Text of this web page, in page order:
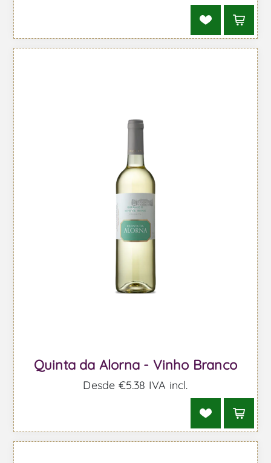
Quinta da Alorna - Vinho Branco
Desde €5,38 IVA incl.